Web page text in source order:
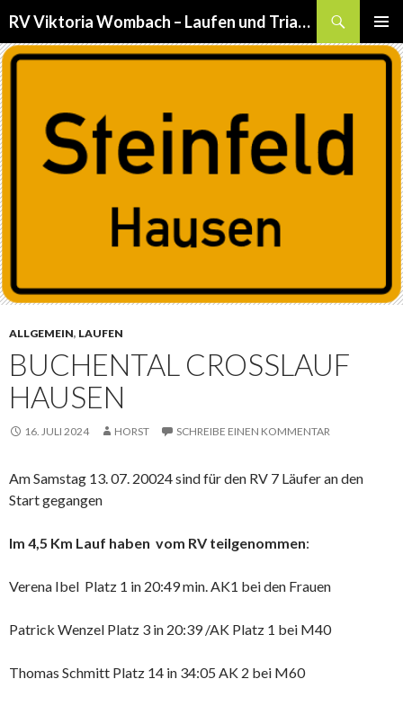
RV Viktoria Wombach – Laufen und Triathlon
MENÜ
ZUM
ALLGEMEIN, LAUFEN
BUCHENTAL CROSSLAUF
HAUSEN
16. JULI 2024 HORST SCHREIBE EINEN KOMMENTAR
Am Samstag 13. 07. 20024 sind für den RV 7 Läufer an den
Start gegangen
Im 4,5 Km Lauf haben vom RV teilgenommen:
Verena Ibel Platz 1 in 20:49 min. AK1 bei den Frauen
Patrick Wenzel Platz 3 in 20:39 /AK Platz 1 bei M40
Thomas Schmitt Platz 14 in 34:05 AK 2 bei M60